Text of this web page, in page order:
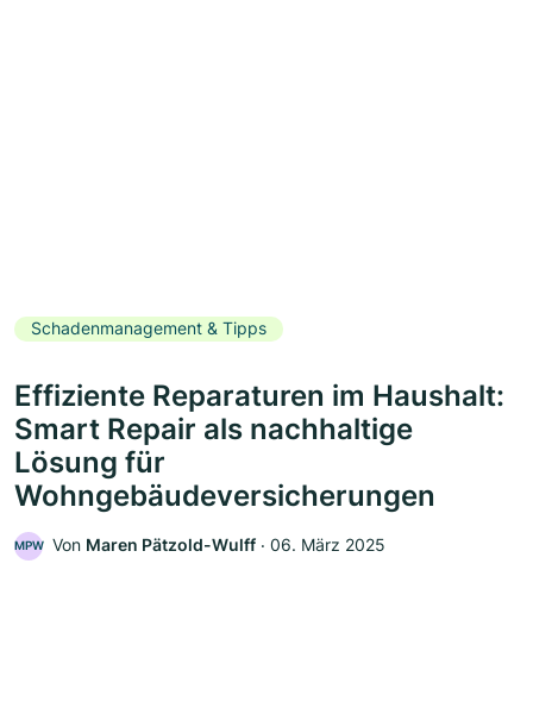
Schadenmanagement & Tipps
Effiziente Reparaturen im Haushalt:
Smart Repair als nachhaltige
Lösung für
Wohngebäudeversicherungen
MPW Von Maren Pätzold-Wulff ‧ 06. März 2025